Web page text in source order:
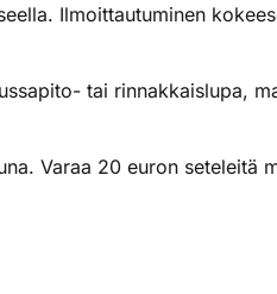
Ilmoittautuminen
tai rinnakkaislupa,
Varaa 20 euron seteleitä